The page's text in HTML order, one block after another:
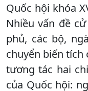
Quốc hội khóa
Nhiều vấn đề
phủ, các bộ,
chuyển biến
tương tác hai
của Quốc hội: